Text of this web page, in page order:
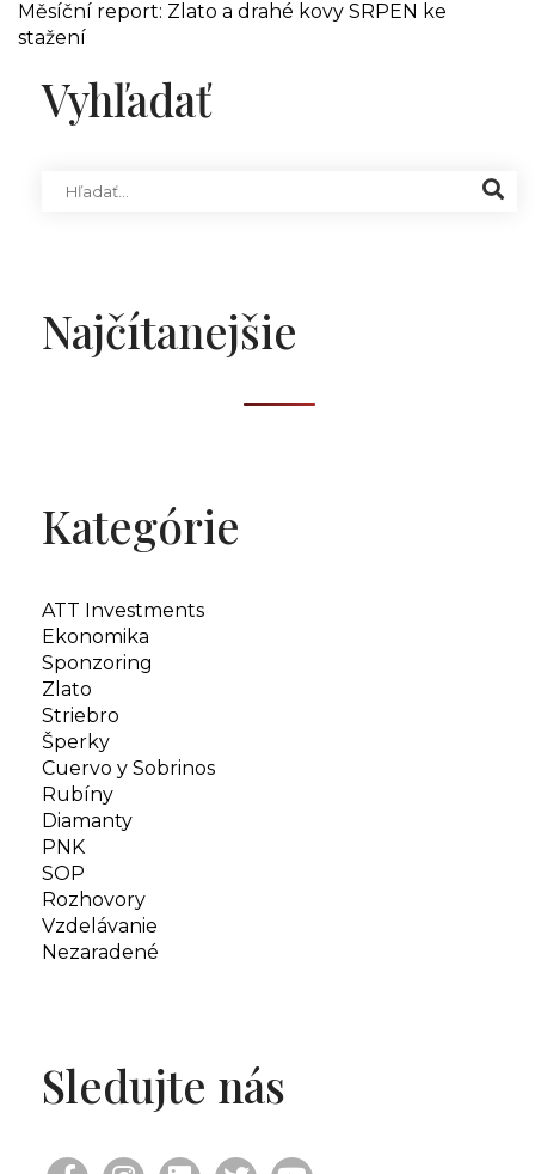
Měsíční report: Zlato a drahé kovy SRPEN ke
stažení
Vyhľadať
Najčítanejšie
Kategórie
ATT Investments
Ekonomika
Sponzoring
Zlato
Striebro
Šperky
Cuervo y Sobrinos
Rubíny
Diamanty
PNK
SOP
Rozhovory
Vzdelávanie
Nezaradené
Sledujte nás